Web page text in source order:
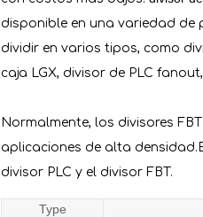
disponible en una variedad de
dividir en varios tipos, como
caja LGX, divisor de PLC
Normalmente, los divisores
aplicaciones de alta
divisor PLC y el divisor FBT.
Type